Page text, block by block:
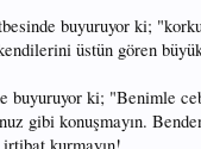
buyuruyor ki;
üstün gören
buyuruyor ki; "Benimle
gibi konuşmayın.